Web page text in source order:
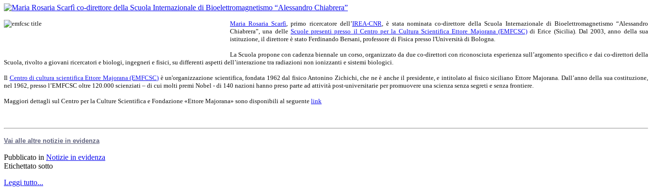
Maria Rosaria Scarfì, primo ricercatore dell’IREA-CNR, è stata nominata co-direttore della Scuola Internazionale di Bioelettromagnetismo “Alessandro
Chiabrera”, una delle Scuole presenti presso il Centro per la Cultura Scientifica Ettore Majorana (EMFCSC)di Erice (Sicilia). Dal 2003, anno della sua
istituzione, il direttore è stato Ferdinando Bersani, professore di Fisica presso l'Università di Bologna.
La Scuola propone con cadenza biennale un corso, organizzato da due co-direttori con riconosciuta esperienza sull’argomento specifico e dai co-direttori della
Scuola, rivolto a giovani ricercatori e biologi, ingegneri e fisici, su differenti aspetti dell’interazione tra radiazioni non ionizzanti e sistemi biologici.
Il Centro di cultura scientifica Ettore Majorana (EMFCSC) è un'organizzazione scientifica, fondata 1962 dal fisico Antonino Zichichi, che ne è anche il presidente, e intitolato al fisico siciliano Ettore Majorana. Dall’anno della sua costituzione,
nel 1962, presso l’EMFCSC oltre 120.000 scienziati – di cui molti premi Nobel - di 140 nazioni hanno preso parte ad attività post-universitarie per promuovere una scienza senza segreti e senza frontiere.
Maggiori dettagli sul Centro per la Culture Scientifica e Fondazione «Ettore Majorana» sono disponibili al seguente link
Vai alle altre notizie in evidenza
Pubblicato in Notizie in evidenza
Etichettato sotto
Leggi tutto...